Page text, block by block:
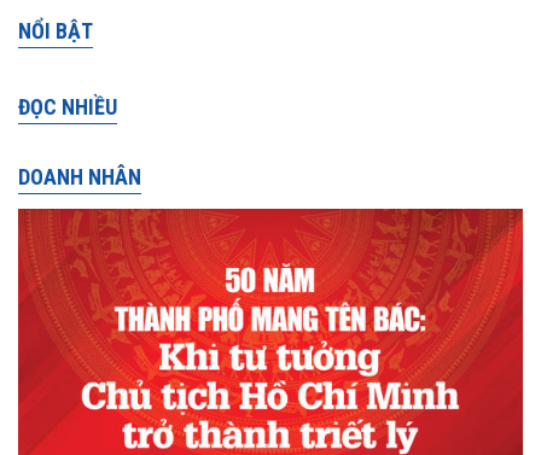
NỔI BẬT
ĐỌC NHIỀU
DOANH NHÂN